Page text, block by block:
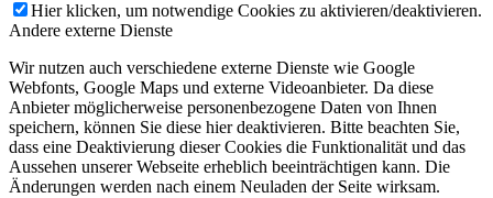
Hier klicken, um notwendige Cookies zu aktivieren/deaktivieren.
Andere externe Dienste
Wir nutzen auch verschiedene externe Dienste wie Google
Webfonts, Google Maps und externe Videoanbieter. Da diese
Anbieter möglicherweise personenbezogene Daten von Ihnen
speichern, können Sie diese hier deaktivieren. Bitte beachten Sie,
dass eine Deaktivierung dieser Cookies die Funktionalität und das
Aussehen unserer Webseite erheblich beeinträchtigen kann. Die
Änderungen werden nach einem Neuladen der Seite wirksam.